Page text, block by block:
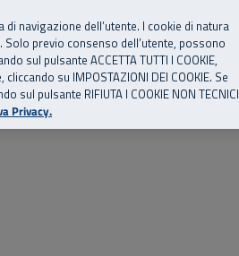
Risorse utili Supporto
navigazione dell’utente. I cookie di natura
previo consenso dell’utente, possono
sul pulsante ACCETTA TUTTI I COOKIE,
su IMPOSTAZIONI DEI COOKIE. Se
pulsante RIFIUTA I COOKIE NON TECNICI
Privacy.